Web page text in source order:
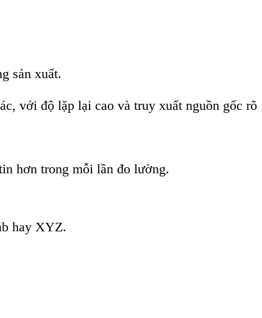
sản xuất.
với độ lặp lại cao và truy xuất nguồn gốc rõ
hơn trong mỗi lần đo lường.
hay XYZ.